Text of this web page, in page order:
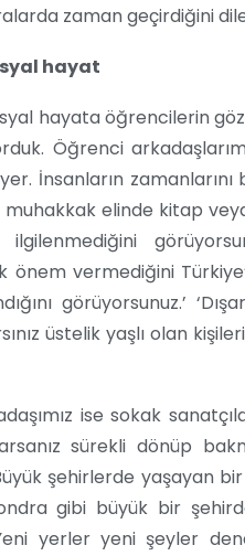
zaman geçirdiğini
hayat
hayata öğrencilerin
Öğrenci
İnsanların
elinde kitap
önem vermediğini
görüyorsunuz.’
üstelik yaşlı olan
ise sokak
sürekli dönüp
Büyük şehirlerde yaşayan
gibi büyük bir
Yeni yerler yeni şeyler